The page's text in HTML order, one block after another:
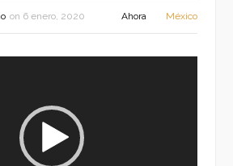
on 6 enero, 2020 Ahora México